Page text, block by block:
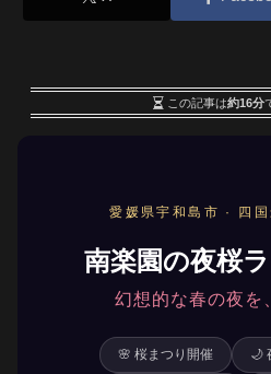
この記事は約16分
愛媛県宇和島市 · 四国
南楽園の夜桜
幻想的な春の夜を
🌸 桜まつり開催 🌙